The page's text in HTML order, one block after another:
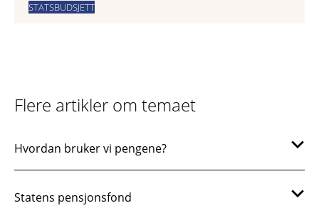
STATSBUDSJETT
Flere artikler om temaet
Hvordan bruker vi pengene?
Statens pensjonsfond